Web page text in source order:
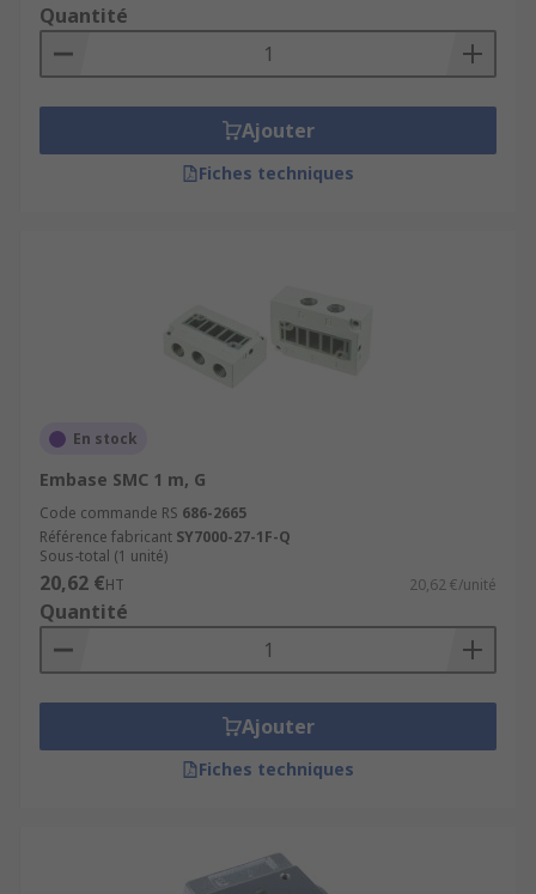
Quantité
Ajouter
Fiches techniques
En stock
Embase SMC 1 m, G
Code commande RS 686-2665
Référence fabricant SY7000-27-1F-Q
Sous-total (1 unité)
20,62 €HT 20,62 €/unité
Quantité
Ajouter
Fiches techniques